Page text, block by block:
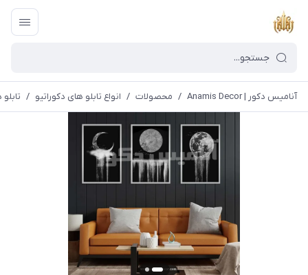
آنامیس دکور | Anamis Decor / محصولات / انواع تابلو های دکوراتیو / تابلو